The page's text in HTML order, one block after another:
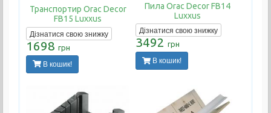
Транспортир Orac Decor
FB15 Luxxus
Дізнатися свою знижку
1698 грн
В кошик!
Пила Orac Decor FB14
Luxxus
Дізнатися свою знижку
3492 грн
В кошик!